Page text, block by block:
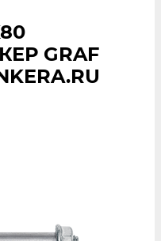
GRAF